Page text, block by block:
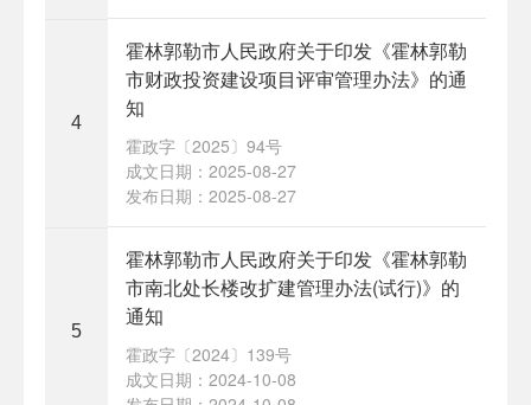
4
霍林郭勒市人民政府关于印发《霍林郭勒
市财政投资建设项目评审管理办法》的通
知
霍政字〔2025〕94号
成文日期：2025-08-27
发布日期：2025-08-27
5
霍林郭勒市人民政府关于印发《霍林郭勒
市南北处长楼改扩建管理办法(试行)》的
通知
霍政字〔2024〕139号
成文日期：2024-10-08